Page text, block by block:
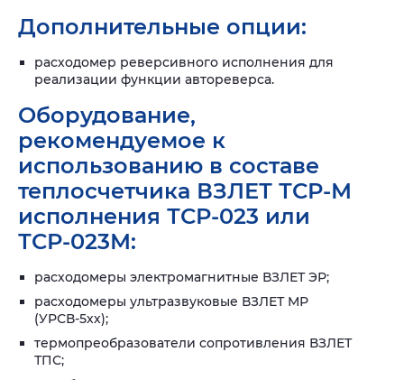
Дополнительные опции:
расходомер реверсивного исполнения для
реализации функции автореверса.
Оборудование,
рекомендуемое к
использованию в составе
теплосчетчика ВЗЛЕТ ТСР-М
исполнения ТСР-023 или
ТСР-023М:
расходомеры электромагнитные ВЗЛЕТ ЭР;
расходомеры ультразвуковые ВЗЛЕТ МР
(УРСВ-5хх);
термопреобразователи сопротивления ВЗЛЕТ
ТПС;